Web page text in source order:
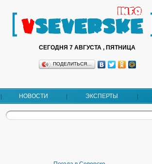
СЕГОДНЯ 7 АВГУСТА , ПЯТНИЦА
ПОДЕЛИТЬСЯ…
НОВОСТИ ЭКСПЕРТЫ